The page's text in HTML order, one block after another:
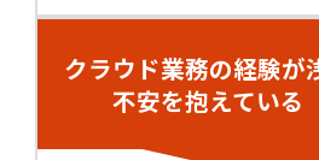
クラウド業務の経験が
不安を抱えている